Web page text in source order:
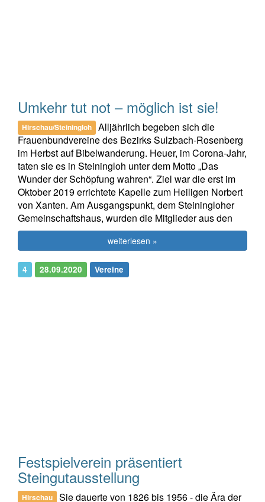
Umkehr tut not – möglich ist sie!
Hirschau/Steiningloh
Alljährlich begeben sich die
Frauenbundvereine des Bezirks Sulzbach-Rosenberg
im Herbst auf Bibelwanderung. Heuer, im Corona-Jahr,
taten sie es in Steiningloh unter dem Motto „Das
Wunder der Schöpfung wahren“. Ziel war die erst im
Oktober 2019 errichtete Kapelle zum Heiligen Norbert
von Xanten. Am Ausgangspunkt, dem Steiningloher
Gemeinschaftshaus, wurden die Mitglieder aus den
weiterlesen »
4 28.09.2020 Vereine
Festspielverein präsentiert
Steingutausstellung
Hirschau Sie dauerte von 1826 bis 1956 - die Ära der